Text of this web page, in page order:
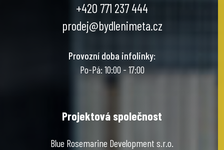
+420 771 237 444
prodej@bydlenimeta.cz
Provozní doba infolinky:
Po-Pá: 10:00 - 17:00
Projektová společnost
Blue Rosemarine Development s.r.o.